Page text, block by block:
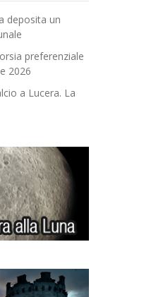
deposita un
preferenziale
2026
a Lucera. La